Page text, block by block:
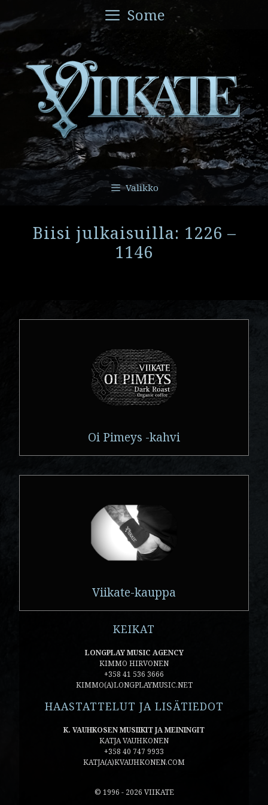
sisältöön
Some
Valikko
Biisi julkaisuilla: 1226 –
1146
Oi Pimeys -kahvi
Viikate-kauppa
KEIKAT
LONGPLAY MUSIC AGENCY
KIMMO HIRVONEN
+358 41 536 3666
KIMMO(A)LONGPLAYMUSIC.NET
HAASTATTELUT JA LISÄTIEDOT
K. VAUHKOSEN MUSIIKIT JA MEININGIT
KATJA VAUHKONEN
+358 40 747 9933
KATJA(A)KVAUHKONEN.COM
© 1996 - 2026 VIIKATE